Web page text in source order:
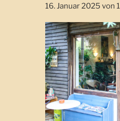
16. Januar 2025 von